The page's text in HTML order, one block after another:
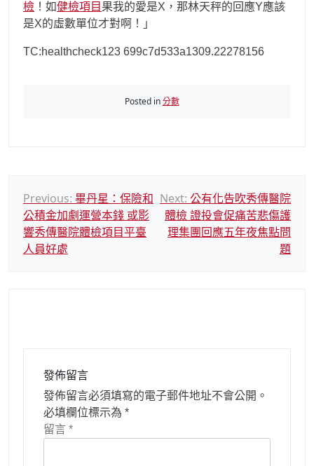
檢 ！如健檢項目 果我的愛是X，那林天秤的回應Y應該
是X的虛數單位才對啊！」
TC:healthcheck123 699c7d533a1309.22278156
Posted in分數
文
章
導
Previous: 畢丹星：保險和
公積金加劇運營本錢 或影
響秀傳醫院體檢項目平臺
人員好處
Next: 公有化告吹秀傳醫院
體檢 證投會促痛苦悲傷護
理集團回應五年夜焦點問
題
發佈留言
發佈留言必須填寫的電子郵件地址不會公開。
必填欄位標示為 *
留言 *